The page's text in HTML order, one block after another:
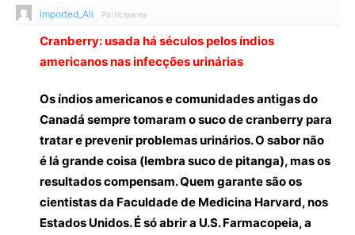
imported_Ali Participante
Cranberry: usada há séculos pelos índios
americanos nas infecções urinárias
Os índios americanos e comunidades antigas do
Canadá sempre tomaram o suco de cranberry para
tratar e prevenir problemas urinários. O sabor não
é lá grande coisa (lembra suco de pitanga), mas os
resultados compensam. Quem garante são os
cientistas da Faculdade de Medicina Harvard, nos
Estados Unidos. É só abrir a U.S. Farmacopeia, a